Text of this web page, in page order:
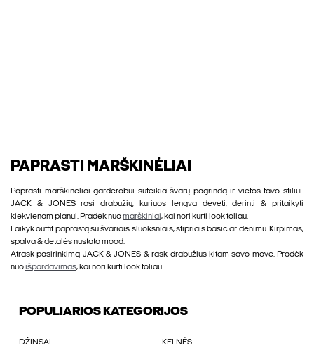
PAPRASTI MARŠKINĖLIAI
Paprasti marškinėliai garderobui suteikia švarų pagrindą ir vietos tavo stiliui.
JACK & JONES rasi drabužių, kuriuos lengva dėvėti, derinti & pritaikyti
kiekvienam planui. Pradėk nuomarškiniai, kai nori kurti look toliau.
Laikyk outfit paprastą su švariais sluoksniais, stipriais basic ar denimu. Kirpimas,
spalva & detalės nustato mood.
Atrask pasirinkimą JACK & JONES & rask drabužius kitam savo move. Pradėk
nuoišpardavimas, kai nori kurti look toliau.
POPULIARIOS KATEGORIJOS
DŽINSAI KELNÉS